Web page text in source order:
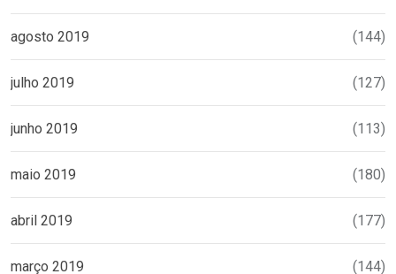
agosto 2019 (144)
julho 2019 (127)
junho 2019 (113)
maio 2019 (180)
abril 2019 (177)
março 2019 (144)